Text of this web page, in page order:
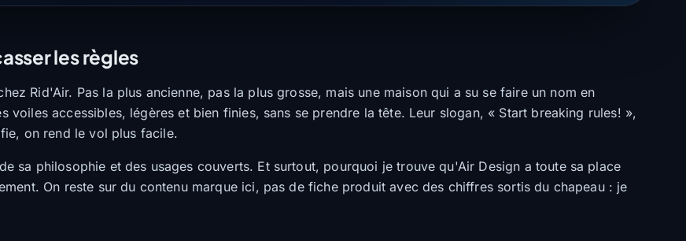
les règles
Rid'Air. Pas la plus ancienne, pas la plus grosse, mais une maison qui a su se faire un nom en
voiles accessibles, légères et bien finies, sans se prendre la tête. Leur slogan, « Start breaking rules! »,
on rend le vol plus facile.
sa philosophie et des usages couverts. Et surtout, pourquoi je trouve qu'Air Design a toute sa place
On reste sur du contenu marque ici, pas de fiche produit avec des chiffres sortis du chapeau : je